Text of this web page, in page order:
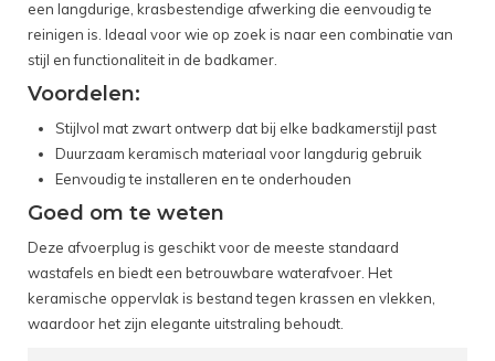
een langdurige, krasbestendige afwerking die eenvoudig te
reinigen is. Ideaal voor wie op zoek is naar een combinatie van
stijl en functionaliteit in de badkamer.
Voordelen:
Stijlvol mat zwart ontwerp dat bij elke badkamerstijl past
Duurzaam keramisch materiaal voor langdurig gebruik
Eenvoudig te installeren en te onderhouden
Goed om te weten
Deze afvoerplug is geschikt voor de meeste standaard
wastafels en biedt een betrouwbare waterafvoer. Het
keramische oppervlak is bestand tegen krassen en vlekken,
waardoor het zijn elegante uitstraling behoudt.